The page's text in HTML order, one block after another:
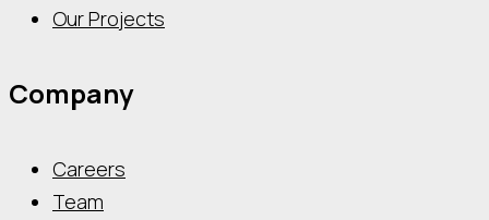
Our Projects
Company
Careers
Team